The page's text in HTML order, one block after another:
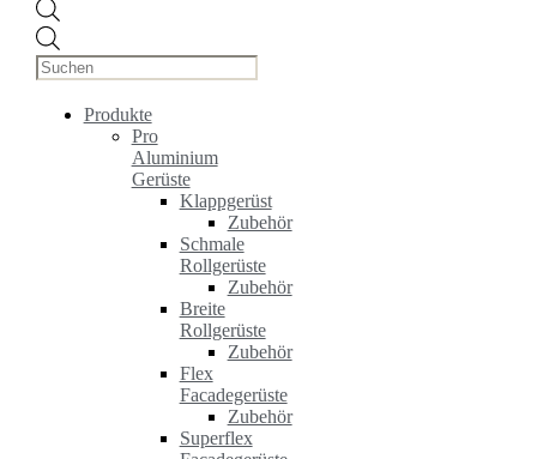
search
Produkte
Pro
Aluminium
Gerüste
Klappgerüst
Zubehör
Schmale
Rollgerüste
Zubehör
Breite
Rollgerüste
Zubehör
Flex
Facadegerüste
Zubehör
Superflex